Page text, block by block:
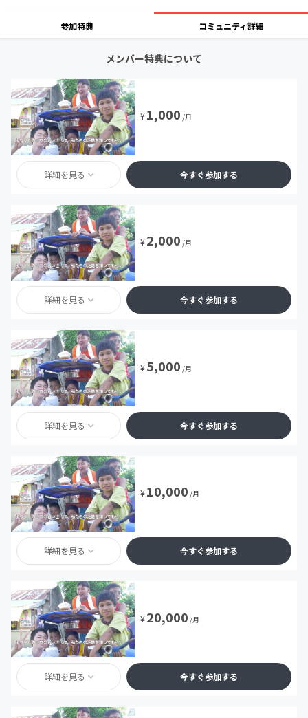
参加特典 コミュニティ詳細
メンバー特典について
¥1,000 /月
詳細を見る 今すぐ参加する
¥2,000 /月
詳細を見る 今すぐ参加する
¥5,000 /月
詳細を見る 今すぐ参加する
¥10,000 /月
詳細を見る 今すぐ参加する
¥20,000 /月
詳細を見る 今すぐ参加する